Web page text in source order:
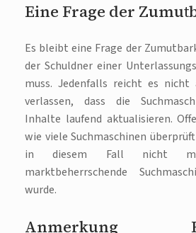
Eine Frage der
Es bleibt eine Frage der
der Schuldner einer
muss. Jedenfalls reicht es nicht
verlassen, dass die
Inhalte laufend aktualisieren.
wie viele Suchmaschinen
in diesem Fall nicht
marktbeherrschende
wurde.
Anmerkung